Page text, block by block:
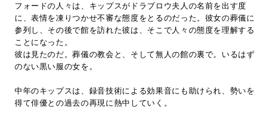
フォードの人々は、キップスがドラブロウ夫人の名前を出す度
に、表情を凍りつかせ不審な態度をとるのだった。彼女の葬儀に
参列し、その後で館を訪れた彼は、そこで人々の態度を理解する
ことになった。
彼は見たのだ。葬儀の教会と、そして無人の館の裏で。いるはず
のない黒い服の女を。
中年のキップスは、録音技術による効果音にも助けられ、勢いを
得て俳優との過去の再現に熱中していく。